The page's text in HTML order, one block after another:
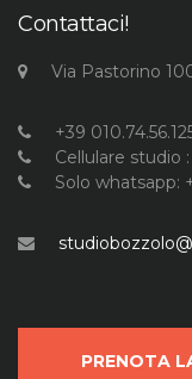
Contattaci!
Via Pastorino
+39
Cellulare studio
Solo whatsapp:
PRENOTA